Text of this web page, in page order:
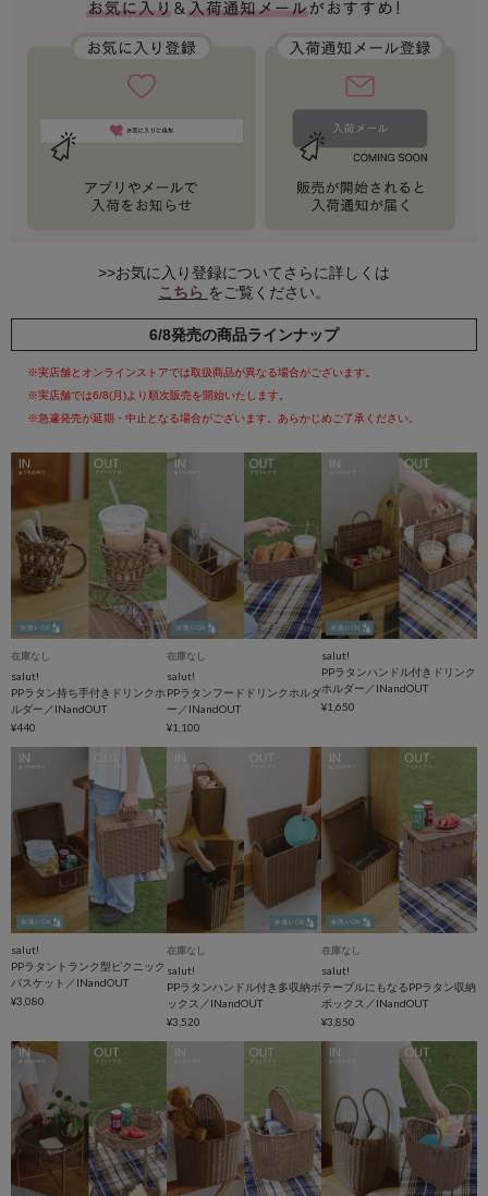
>>お気に入り登録についてさらに詳しくは
こちら をご覧ください。
6/8発売の商品ラインナップ
※実店舗とオンラインストアでは取扱商品が異なる場合がございます。
※実店舗では6/8(月)より順次販売を開始いたします。
※急遽発売が延期・中止となる場合がございます。あらかじめご了承ください。
在庫なし
salut!
PPラタン持ち手付きドリンクホ
ルダー／INandOUT
¥440
在庫なし
salut!
PPラタンフードドリンクホルダ
ー／INandOUT
¥1,100
salut!
PPラタンハンドル付きドリンク
ホルダー／INandOUT
¥1,650
salut!
PPラタントランク型ピクニック
バスケット／INandOUT
¥3,080
在庫なし
salut!
PPラタンハンドル付き多収納ボ
ックス／INandOUT
¥3,520
在庫なし
salut!
テーブルにもなるPPラタン収納
ボックス／INandOUT
¥3,850